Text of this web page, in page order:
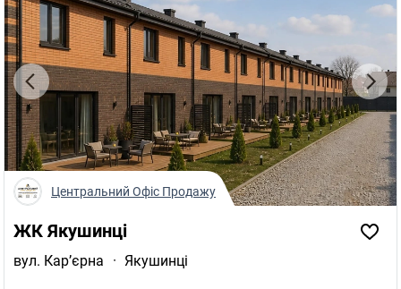
ЖК Якушинці
вул. Кар’єрна · Якушинці
Центральний Офіс Продажу